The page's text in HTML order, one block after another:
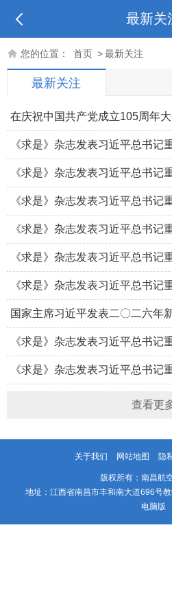
最新关
您的位置： 首页 >最新关注
最新关注
在庆祝中国共产党成立105周年
《求是》杂志发表习近平总书记
进教育科技人才发展》
《求是》杂志发表习近平总书记
级主要领导干部学习贯彻党的二
班上的讲话》
《求是》杂志发表习近平总书记
践行正确政绩观》
《求是》杂志发表习近平总书记
当、敢担当、善担当蔚然成风》
《求是》杂志发表习近平总书记
济工作的重点任务》
《求是》杂志发表习近平总书记
城市工作会议上的讲话》
国家主席习近平发表二〇二六年
《求是》杂志发表习近平总书记
的自我革命要做到“五个进一步到
《求是》杂志发表习近平总书记
中共中央关于制定国民经济和社
查看更
关于我们 网站地图 隐
版权所有：南昌航
地址：江西省南昌市丰和南大道696号
电脑版